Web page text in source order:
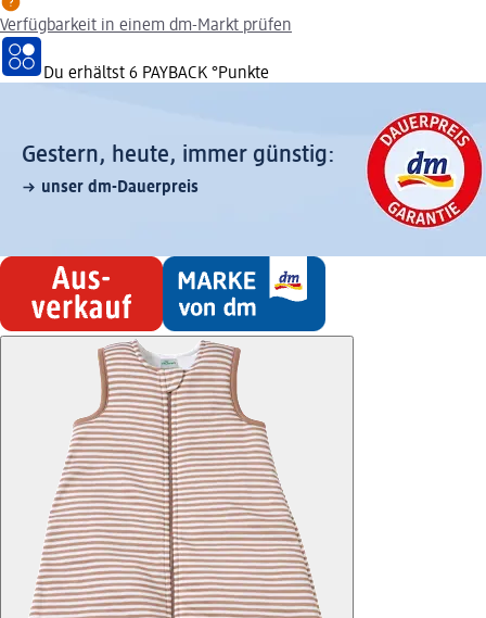
Verfügbarkeit in einem dm-Markt prüfen
Du erhältst 6 PAYBACK °Punkte
Gestern, heute, immer günstig:
unser dm-Dauerpreis